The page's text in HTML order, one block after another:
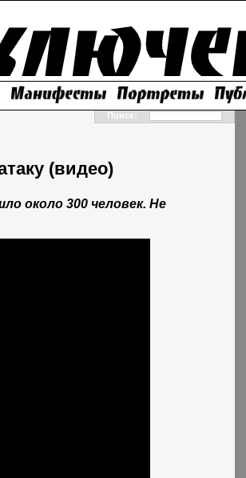
Поиск:
(видео)
около 300 человек. Не